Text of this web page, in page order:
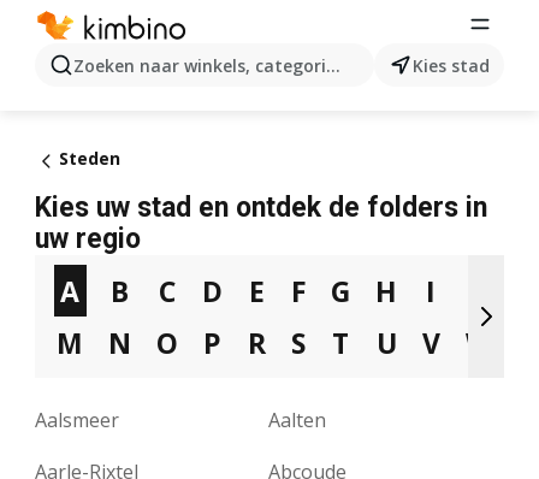
Zoeken naar winkels, categorieën, producten...
Kies stad
Steden
Kies uw stad en ontdek de folders in
uw regio
A B C D E F G H I
M
N O P R S T U V W
Aalsmeer
Aalten
Aarle-Rixtel
Abcoude